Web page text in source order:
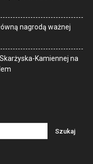
nagrodą ważnej
Kamiennej na